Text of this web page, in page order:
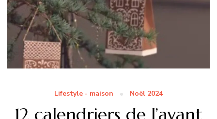
Lifestyle - maison Noël 2024
12 calendriers de l’avant